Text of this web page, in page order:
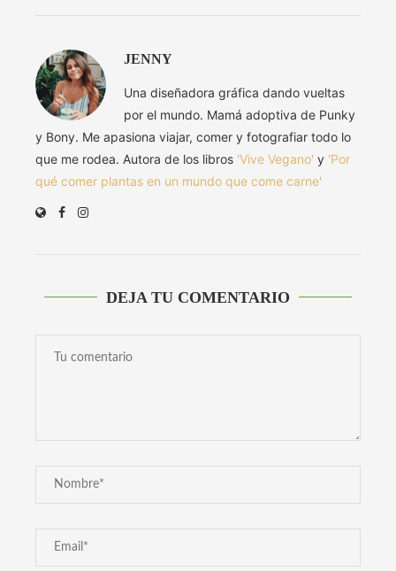
JENNY
Una diseñadora gráfica dando vueltas
por el mundo. Mamá adoptiva de Punky
y Bony. Me apasiona viajar, comer y fotografiar todo lo
que me rodea. Autora de los libros 'Vive Vegano' y 'Por
qué comer plantas en un mundo que come carne'
DEJA TU COMENTARIO